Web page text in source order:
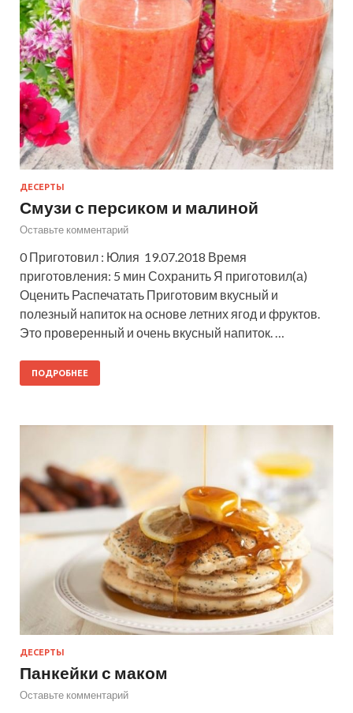
ДЕСЕРТЫ
Смузи с персиком и малиной
Оставьте комментарий
0 Приготовил : Юлия 19.07.2018 Время
приготовления: 5 мин Сохранить Я приготовил(а)
Оценить Распечатать Приготовим вкусный и
полезный напиток на основе летних ягод и фруктов.
Это проверенный и очень вкусный напиток. …
ПОДРОБНЕЕ
ДЕСЕРТЫ
Панкейки с маком
Оставьте комментарий